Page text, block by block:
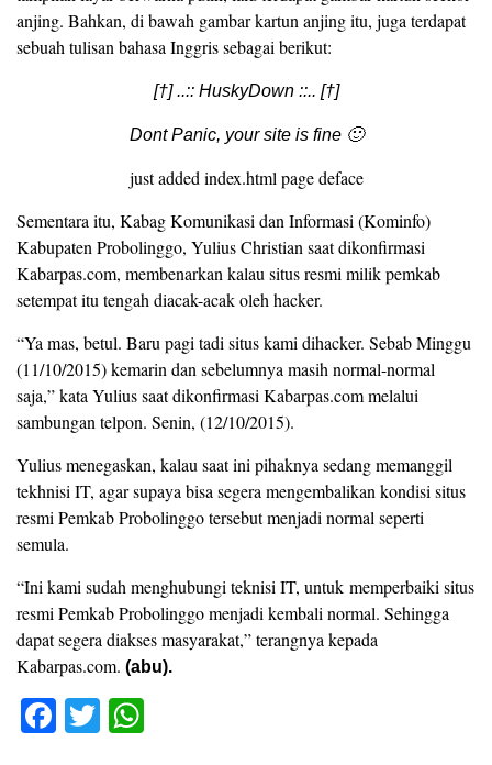
anjing. Bahkan, di bawah gambar kartun anjing itu, juga terdapat
sebuah tulisan bahasa Inggris sebagai berikut:
[†] ..:: HuskyDown ::.. [†]
Dont Panic, your site is fine 🙂
just added index.html page deface
Sementara itu, Kabag Komunikasi dan Informasi (Kominfo)
Kabupaten Probolinggo, Yulius Christian saat dikonfirmasi
Kabarpas.com, membenarkan kalau situs resmi milik pemkab
setempat itu tengah diacak-acak oleh hacker.
“Ya mas, betul. Baru pagi tadi situs kami dihacker. Sebab Minggu
(11/10/2015) kemarin dan sebelumnya masih normal-normal
saja,” kata Yulius saat dikonfirmasi Kabarpas.com melalui
sambungan telpon. Senin, (12/10/2015).
Yulius menegaskan, kalau saat ini pihaknya sedang memanggil
tekhnisi IT, agar supaya bisa segera mengembalikan kondisi situs
resmi Pemkab Probolinggo tersebut menjadi normal seperti
semula.
“Ini kami sudah menghubungi teknisi IT, untuk memperbaiki situs
resmi Pemkab Probolinggo menjadi kembali normal. Sehingga
dapat segera diakses masyarakat,” terangnya kepada
Kabarpas.com. (abu).
F
T